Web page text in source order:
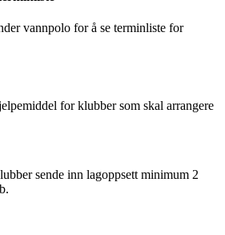
vannpolo for å se terminliste for
for klubber som skal arrangere
sende inn lagoppsett minimum 2